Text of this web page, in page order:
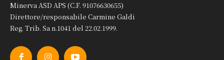
Minerva ASD APS (C.F. 91076630655)
Direttore/responsabile Carmine Galdi
Reg. Trib. Sa n.1041 del 22.02.1999.